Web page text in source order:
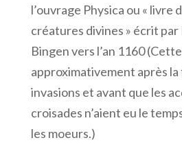
l’ouvrage Physica ou « livre
créatures divines » écrit
Bingen vers l’an 1160
approximativement après la
invasions et avant que les
croisades n’aient eu le
les moeurs.)